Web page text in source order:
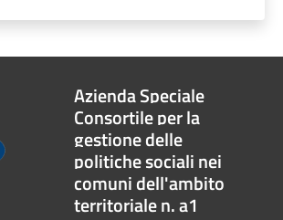
Azienda Speciale
Consortile per la
gestione delle
politiche sociali nei
comuni dell'ambito
territoriale n. a1